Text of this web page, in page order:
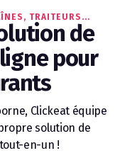
TRAITEURS...
de
pour
Clickeat équipe
solution de
en-un !